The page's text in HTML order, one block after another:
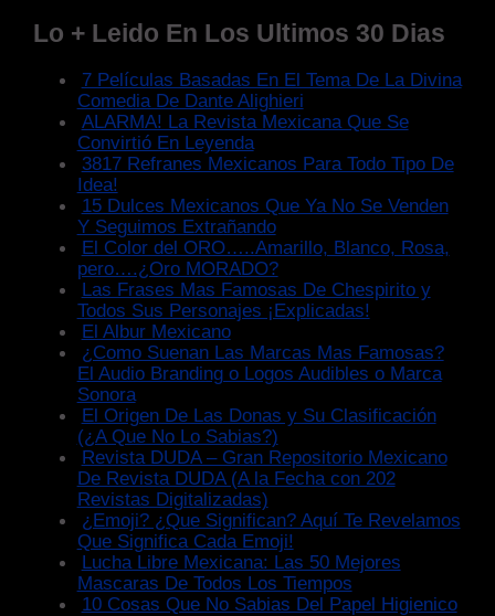
Lo + Leido En Los Ultimos 30 Dias
7 Películas Basadas En El Tema De La Divina
Comedia De Dante Alighieri
ALARMA! La Revista Mexicana Que Se
Convirtió En Leyenda
3817 Refranes Mexicanos Para Todo Tipo De
Idea!
15 Dulces Mexicanos Que Ya No Se Venden
Y Seguimos Extrañando
El Color del ORO…..Amarillo, Blanco, Rosa,
pero….¿Oro MORADO?
Las Frases Mas Famosas De Chespirito y
Todos Sus Personajes ¡Explicadas!
El Albur Mexicano
¿Como Suenan Las Marcas Mas Famosas?
El Audio Branding o Logos Audibles o Marca
Sonora
El Origen De Las Donas y Su Clasificación
(¿A Que No Lo Sabias?)
Revista DUDA – Gran Repositorio Mexicano
De Revista DUDA (A la Fecha con 202
Revistas Digitalizadas)
¿Emoji? ¿Que Significan? Aquí Te Revelamos
Que Significa Cada Emoji!
Lucha Libre Mexicana: Las 50 Mejores
Mascaras De Todos Los Tiempos
10 Cosas Que No Sabias Del Papel Higienico